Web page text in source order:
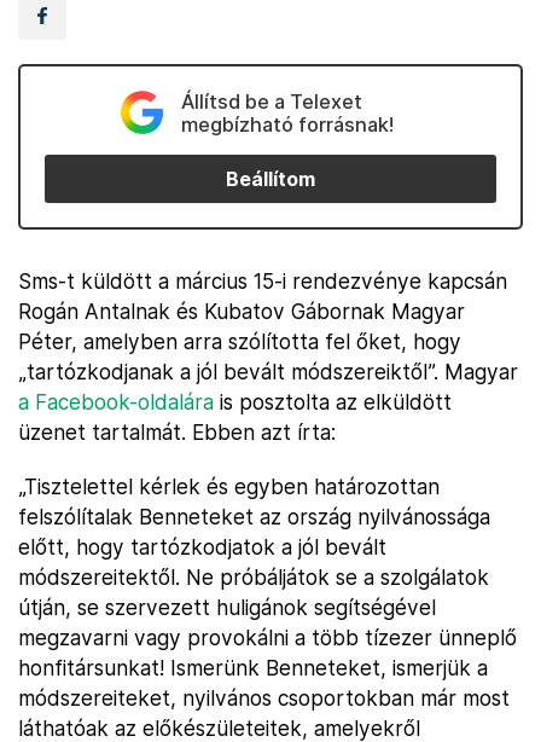
Állítsd be a Telexet
megbízható forrásnak!
Beállítom
Sms-t küldött a március 15-i rendezvénye kapcsán
Rogán Antalnak és Kubatov Gábornak Magyar
Péter, amelyben arra szólította fel őket, hogy
„tartózkodjanak a jól bevált módszereiktől”. Magyar
a Facebook-oldalára is posztolta az elküldött
üzenet tartalmát. Ebben azt írta:
„Tisztelettel kérlek és egyben határozottan
felszólítalak Benneteket az ország nyilvánossága
előtt, hogy tartózkodjatok a jól bevált
módszereitektől. Ne próbáljátok se a szolgálatok
útján, se szervezett huligánok segítségével
megzavarni vagy provokálni a több tízezer ünneplő
honfitársunkat! Ismerünk Benneteket, ismerjük a
módszereiteket, nyilvános csoportokban már most
láthatóak az előkészületeitek, amelyekről